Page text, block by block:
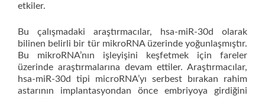
etkiler.
Bu çalışmadaki araştırmacılar, hsa-miR-30d olarak
bilinen belirli bir tür mikroRNA üzerinde yoğunlaşmıştır.
Bu mikroRNA’nın işleyişini keşfetmek için fareler
üzerinde araştırmalarına devam ettiler. Araştırmacılar,
hsa-miR-30d tipi microRNA’yı serbest bırakan rahim
astarının implantasyondan önce embriyoya girdiğini